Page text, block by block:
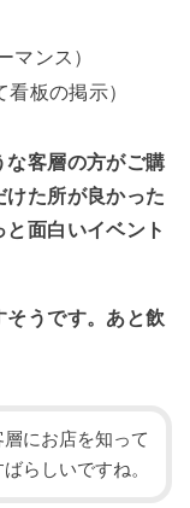
マンス）
板の掲示）
な客層の方がご購
けた所が良かった
面白いイベント
そうです。あと飲
にお店を知って
らしいですね。